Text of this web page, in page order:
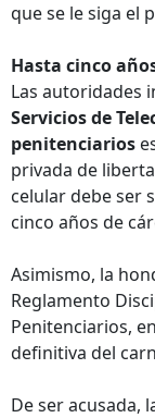
que se le siga el
Hasta cinco
Las autoridades
Servicios de
penitenciarios
privada de
celular debe ser
cinco años de
Asimismo, la
Reglamento
Penitenciarios,
definitiva del
De ser acusada,